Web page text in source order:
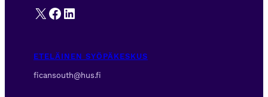
X Facebook
LinkedIn
ETELÄINEN SYÖPÄKESKUS
ficansouth@hus.fi